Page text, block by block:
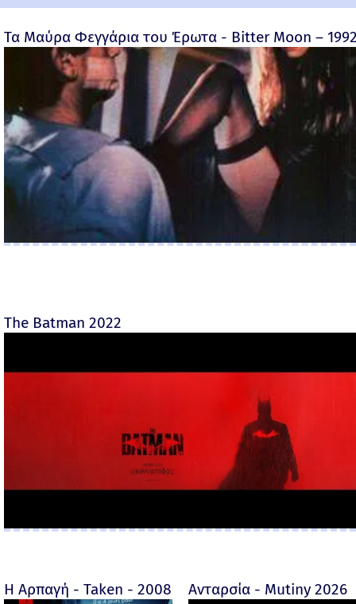
Τα Μαύρα Φεγγάρια του Έρωτα - Bitter Moon –
The Batman 2022
Η Αρπαγή - Taken - 2008 Ανταρσία - Mutiny 2026